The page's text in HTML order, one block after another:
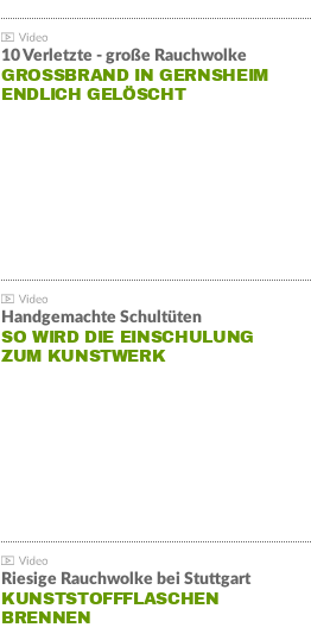
10 Verletzte - große Rauchwolke
GROSSBRAND IN GERNSHEIM E
NDLICH GELÖSCHT
Handgemachte Schultüten
SO WIRD DIE EINSCHULUNG
ZUM KUNSTWERK
Riesige Rauchwolke bei Stuttgart
KUNSTSTOFFFLASCHEN
BRENNEN